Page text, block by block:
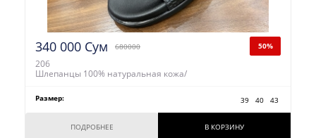
340 000 Сум 680000 50%
206
Шлепанцы 100% натуральная кожа/
Размер: 39 40 43
ПОДРОБНЕЕ В КОРЗИНУ